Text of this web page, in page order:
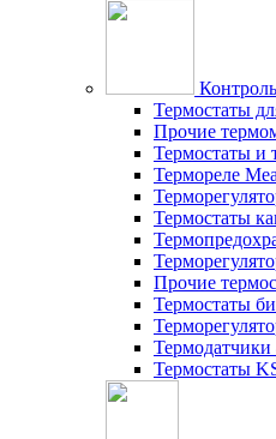
Термостаты
Прочие
Термостаты и
Термореле
Термостаты
Прочие
Термостаты
Термодатчики
Термостаты